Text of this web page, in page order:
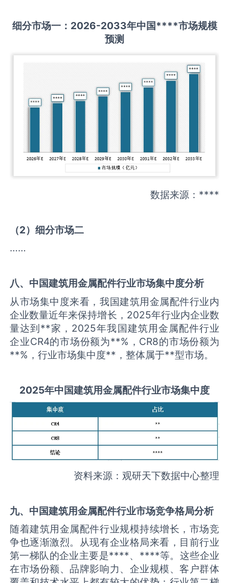
细分市场一： 2026-2033年中国****市场规模
预测
数据来源：****
（2）细分市场二
……
八、中国建筑用金属配件行业市场集中度分析
从市场集中度来看，我国建筑用金属配件行业内
企业数量近年来保持增长，2025年行业内企业数
量达到**家，2025年我国建筑用金属配件行业
企业CR4的市场份额为**%，CR8的市场份额为
**%，行业市场集中度**，整体属于**型市场。
2025年中国建筑用金属配件行业市场集中度
资料来源：观研天下数据中心整理
九、中国建筑用金属配件行业市场竞争格局分析
随着建筑用金属配件行业规模持续增长，市场竞
争也逐渐激烈。从现有企业格局来看，目前行业
第一梯队的企业主要是****、****等。这些企业
在市场份额、品牌影响力、企业规模、客户群体